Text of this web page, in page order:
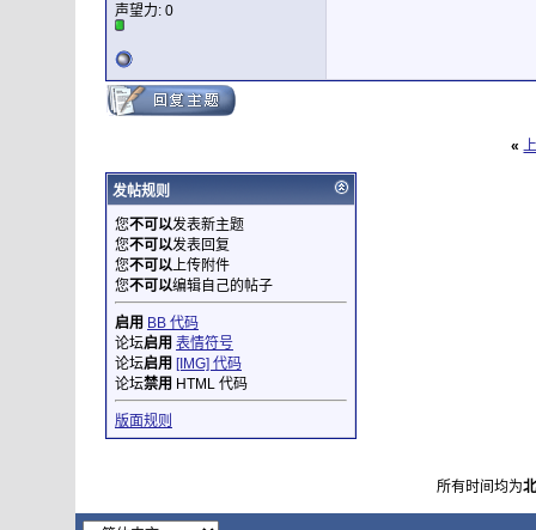
声望力: 0
«
发帖规则
您不可以发表新主题
您不可以发表回复
您不可以上传附件
您不可以编辑自己的帖子
启用 BB 代码
论坛启用 表情符号
论坛启用 [IMG] 代码
论坛禁用 HTML 代码
版面规则
所有时间均为